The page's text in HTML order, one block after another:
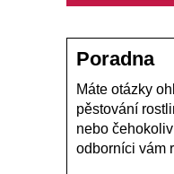
Poradna
Máte otázky
pěstování
nebo
odborníci vám